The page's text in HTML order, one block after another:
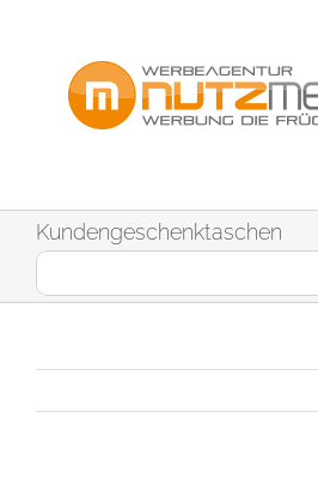
Kundengeschenktaschen
Suche
nach: